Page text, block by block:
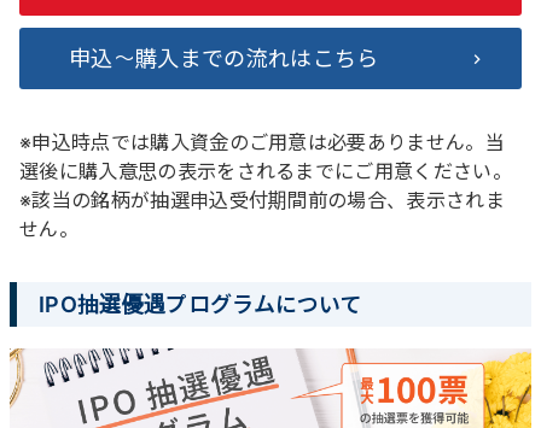
申込～購入までの流れはこちら
※申込時点では購入資金のご用意は必要ありません。当
選後に購入意思の表示をされるまでにご用意ください。
※該当の銘柄が抽選申込受付期間前の場合、表示されま
せん。
IPO抽選優遇プログラムについて